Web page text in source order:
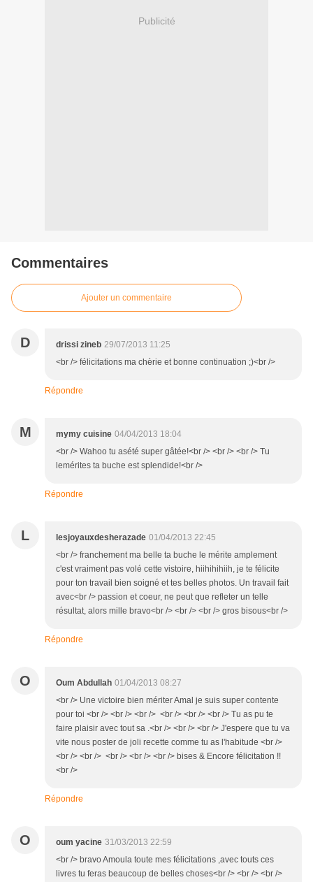
Publicité
Commentaires
Ajouter un commentaire
D drissi zineb 29/07/2013 11:25
<br /> félicitations ma chèrie et bonne continuation ;)<br />
Répondre
M mymy cuisine 04/04/2013 18:04
<br /> Wahoo tu asété super gâtée!<br /> <br /> <br /> Tu
lemérites ta buche est splendide!<br />
Répondre
L lesjoyauxdesherazade 01/04/2013 22:45
<br /> franchement ma belle ta buche le mérite amplement
c'est vraiment pas volé cette vistoire, hiihihihiih, je te félicite
pour ton travail bien soigné et tes belles photos. Un travail fait
avec<br /> passion et coeur, ne peut que refleter un telle
résultat, alors mille bravo<br /> <br /> <br /> gros bisous<br />
Répondre
O Oum Abdullah 01/04/2013 08:27
<br /> Une victoire bien mériter Amal je suis super contente
pour toi <br /> <br /> <br /> <br /> <br /> <br /> Tu as pu te
faire plaisir avec tout sa .<br /> <br /> <br /> J'espere que tu va
vite nous poster de joli recette comme tu as l'habitude <br />
<br /> <br /> <br /> <br /> <br /> bises & Encore félicitation !!
<br />
Répondre
O oum yacine 31/03/2013 22:59
<br /> bravo Amoula toute mes félicitations ,avec touts ces
livres tu feras beaucoup de belles choses<br /> <br /> <br />